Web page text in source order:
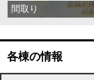
間取り
各棟の情報